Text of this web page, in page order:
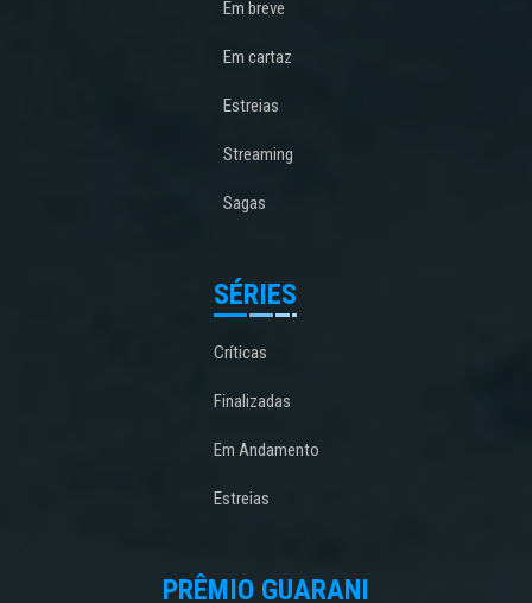
Em breve
Em cartaz
Estreias
Streaming
Sagas
SÉRIES
Críticas
Finalizadas
Em Andamento
Estreias
PRÊMIO GUARANI